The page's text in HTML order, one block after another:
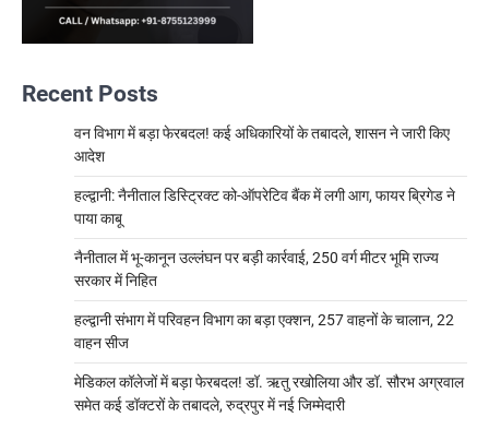
Recent Posts
वन विभाग में बड़ा फेरबदल! कई अधिकारियों के तबादले, शासन ने जारी किए
आदेश
हल्द्वानी: नैनीताल डिस्ट्रिक्ट को-ऑपरेटिव बैंक में लगी आग, फायर ब्रिगेड ने
पाया काबू
नैनीताल में भू-कानून उल्लंघन पर बड़ी कार्रवाई, 250 वर्ग मीटर भूमि राज्य
सरकार में निहित
हल्द्वानी संभाग में परिवहन विभाग का बड़ा एक्शन, 257 वाहनों के चालान, 22
वाहन सीज
मेडिकल कॉलेजों में बड़ा फेरबदल! डॉ. ऋतु रखोलिया और डॉ. सौरभ अग्रवाल
समेत कई डॉक्टरों के तबादले, रुद्रपुर में नई जिम्मेदारी